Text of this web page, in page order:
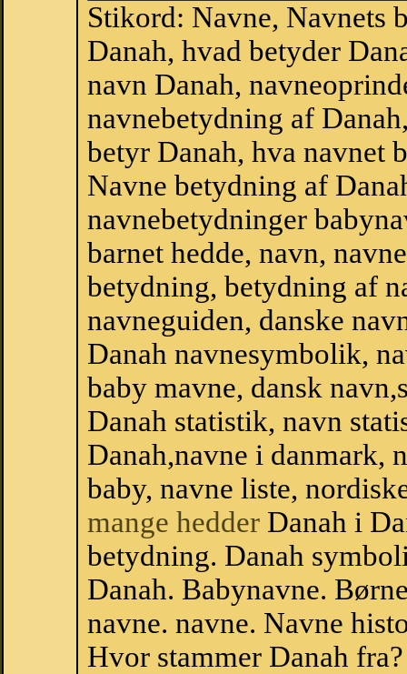
Stikord: Navne, Navnets
Danah, hvad betyder
navn Danah,
navnebetydning af
betyr Danah, hva navnet
Navne betydning af
navnebetydninger
barnet hedde, navn,
betydning, betydning af
navneguiden, danske
Danah navnesymbolik,
baby mavne, dansk
Danah statistik, navn
Danah,navne i danmark,
baby, navne liste,
mange hedder Danah i
betydning. Danah
Danah. Babynavne.
navne. navne. Navne
Hvor stammer Danah fra?